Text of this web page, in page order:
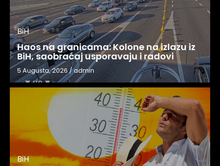
BiH
Haos na granicama: Kolone na izlazu iz
BiH, saobraćaj usporavaju i radovi
5 Augusta, 2026/admin
BiH